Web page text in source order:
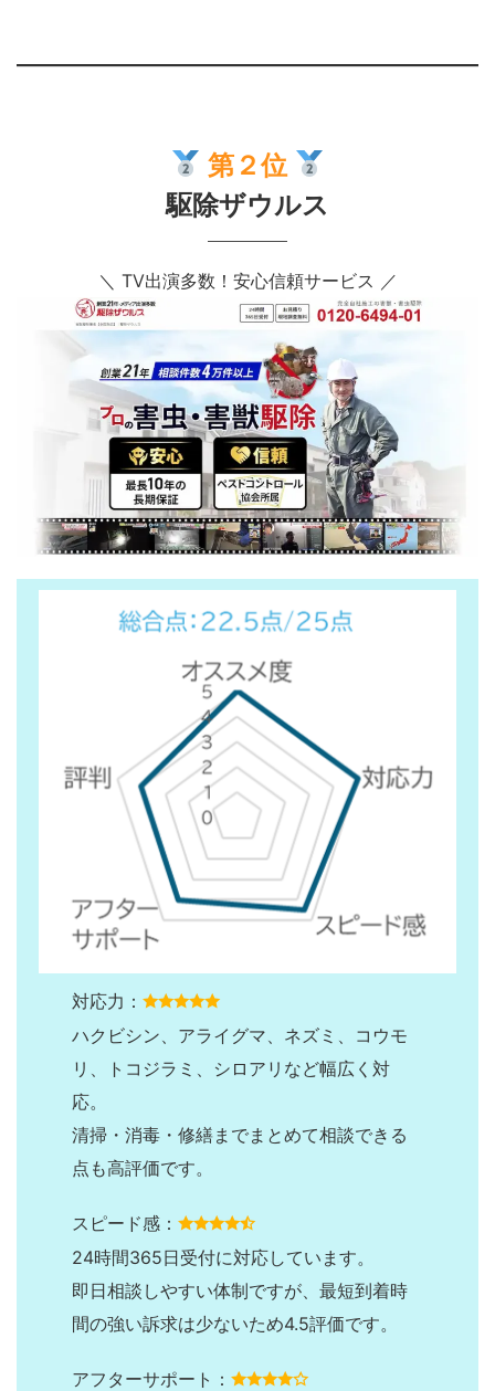
第２位
駆除ザウルス
＼ TV出演多数！安心信頼サービス ／
対応力：
ハクビシン、アライグマ、ネズミ、コウモ
リ、トコジラミ、シロアリなど幅広く対
応。
清掃・消毒・修繕までまとめて相談できる
点も高評価です。
スピード感：
24時間365日受付に対応しています。
即日相談しやすい体制ですが、最短到着時
間の強い訴求は少ないため4.5評価です。
アフターサポート：